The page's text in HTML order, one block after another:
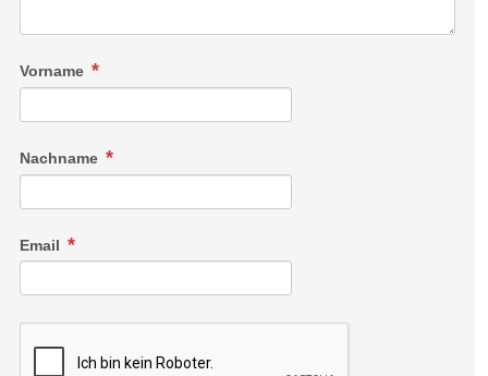
Vorname
Nachname
Email